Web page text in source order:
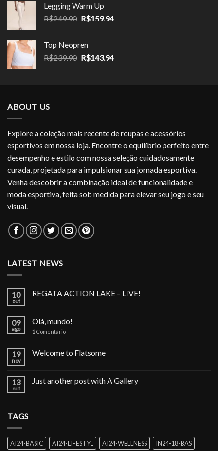
era:
R$199.99.R$99.95.
Legging Warm Up
R$249.90 O
era:
R$249.90.
R$159.94O
R$159.94.
Top Neopren
R$239.90 O
R$143.94O
ABOUT US
Explore a coleção mais recente de roupas e acessórios
esportivos em nossa loja. Encontre o equilíbrio perfeito entre
desempenho e estilo com nossa seleção cuidadosamente
curada, projetada para impulsionar sua jornada esportiva.
Venha descobrir a combinação ideal de funcionalidade e
moda esportiva, feita sob medida para elevar seu jogo e seu
visual.
LATEST NEWS
10
out
REGATA ACTION LAKE – LIVE!
09
ago
Olá, mundo!
1 Comentário
19
nov
Welcome to Flatsome
13
out
Just another post with A Gallery
TAGS
AI24-BASIC AI24-LIFESTYL AI24-WELLNESS IN24-18-BAS